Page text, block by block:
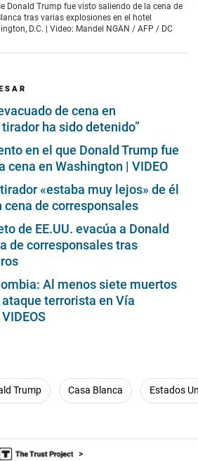
Donald Trump fue visto saliendo de la cena de
tras varias explosiones en el hotel
D.C. | Video: Mandel NGAN / AFP / DC
de cena en
ha sido detenido”
en el que Donald Trump fue
cena en Washington | VIDEO
«estaba muy lejos» de él
de corresponsales
de EE.UU. evacúa a Donald
de corresponsales tras
Al menos siete muertos
terrorista en Vía
Trump Casa Blanca Estados